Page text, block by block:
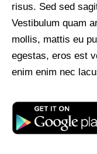
risus. Sed sed
Vestibulum quam
mollis, mattis eu
egestas, eros est
enim enim nec